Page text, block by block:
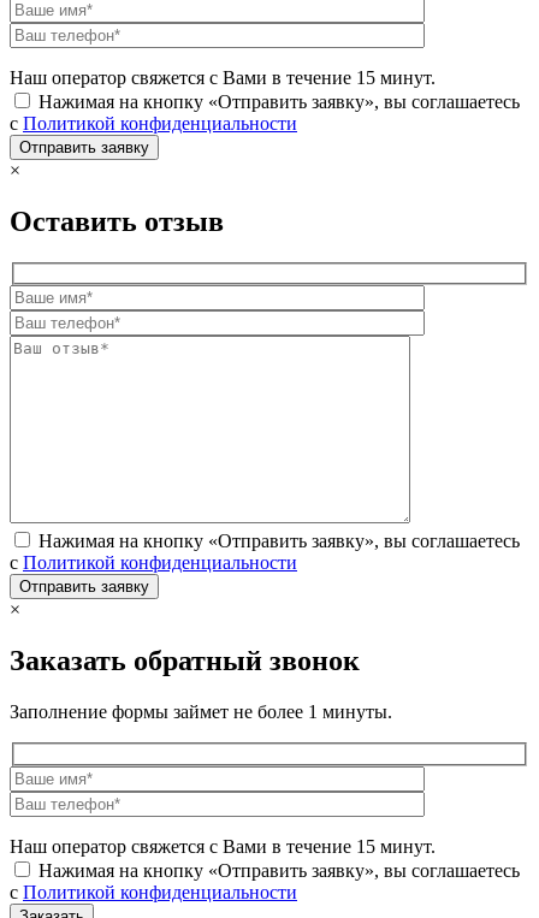
Наш оператор свяжется с Вами в течение 15 минут.
Нажимая на кнопку «Отправить заявку», вы соглашаетесь
с Политикой конфиденциальности
×
Оставить отзыв
Нажимая на кнопку «Отправить заявку», вы соглашаетесь
с Политикой конфиденциальности
×
Заказать обратный звонок
Заполнение формы займет не более 1 минуты.
Наш оператор свяжется с Вами в течение 15 минут.
Нажимая на кнопку «Отправить заявку», вы соглашаетесь
с Политикой конфиденциальности